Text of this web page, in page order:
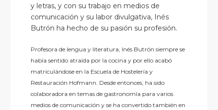
y letras, y con su trabajo en medios de
comunicación y su labor divulgativa, Inés
Butrón ha hecho de su pasión su profesión.
Profesora de lengua y literatura, Inés Butrón siempre se
había sentido atraída por la cocina y por ello acabó
matriculándose en la Escuela de Hostelería y
Restauración Hofmann. Desde entonces, ha sido
colaboradora en temas de gastronomía para varios
medios de comunicación y se ha convertido también en